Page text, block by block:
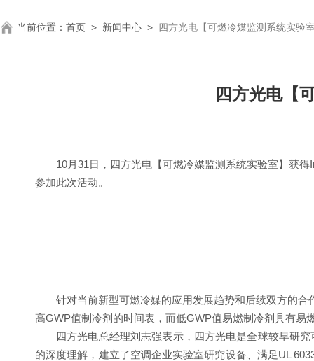
当前位置： 首页 > 新闻中心 > 四方光电【可燃冷媒监测系统实验
四方光电【
10月31日，四方光电【可燃冷媒监测系统实验室】获
参加此次活动。
针对当前新型可燃冷媒的应用发展趋势和后续双方的
高GWP值制冷剂的时间表，而低GWP值易燃制冷剂具有易
四方光电总经理刘志强表示，四方光电是全球较早研
的深度理解，建立了空调企业实验室研究设备、满足UL